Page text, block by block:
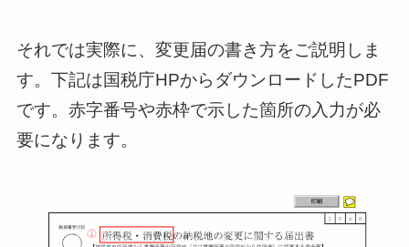
それでは実際に、変更届の書き方をご説明しま
す。下記は国税庁HPからダウンロードしたPDF
です。赤字番号や赤枠で示した箇所の入力が必
要になります。